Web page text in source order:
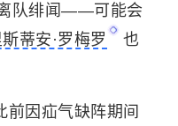
队绯闻——可能会
蒂安·罗梅罗
也
前因疝气缺阵期间